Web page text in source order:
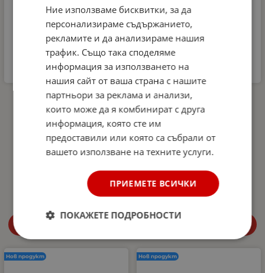
Автомобилна аптечка
DIN 13164-2022 +
светлоотразителна
жилетка и авариен
триъгълник –
Европейски стандарт,
покриващ новите
52.81 лв.
Aлуминиеви греди за
багажник с ключалки за
Audi A3, A4 Avant, A5
Avant, A6 Avant, Q3, Q4,
Q5, Q7, Q8 с плътни
надлъжни релси (Flush
Rails) 120 см, до 90 кг,
56.34 € / 110.19
Нов продукт Нов продукт
Ние използваме бисквитки, за да
персонализираме съдържанието,
рекламите и да анализираме нашия
трафик. Също така споделяме
информация за използването на
нашия сайт от ваша страна с нашите
партньори за реклама и анализи,
които може да я комбинират с друга
информация, която сте им
предоставили или която са събрали от
вашето използване на техните услуги.
ПРИЕМЕТЕ ВСИЧКИ
ПОКАЖЕТЕ ПОДРОБНОСТИ